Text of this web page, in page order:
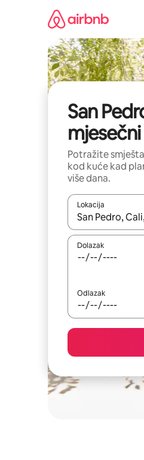
San
Potražite
kod kuće kad
više dana.
Lokacija
Kada budu
Dolazak
Odlazak